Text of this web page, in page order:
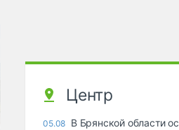
Центр
05.08 В Брянской области